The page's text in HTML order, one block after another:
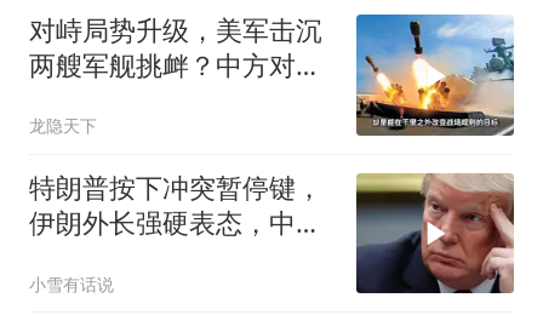
对峙局势升级，美军击沉
两艘军舰挑衅？中方对美
龙隐天下
特朗普按下冲突暂停键，
伊朗外长强硬表态，中东
小雪有话说